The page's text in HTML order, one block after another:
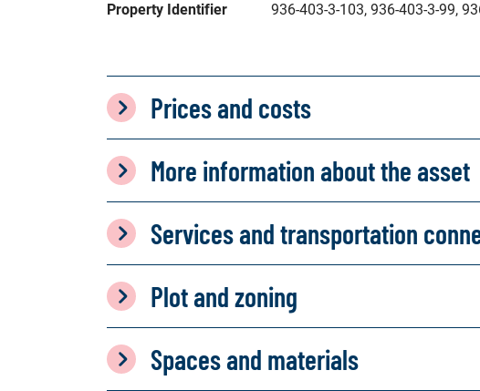
Property Identifier 936-403-3-103, 936-403-3-99,
Prices and costs
More information about the asset
Services and transportation
Plot and zoning
Spaces and materials